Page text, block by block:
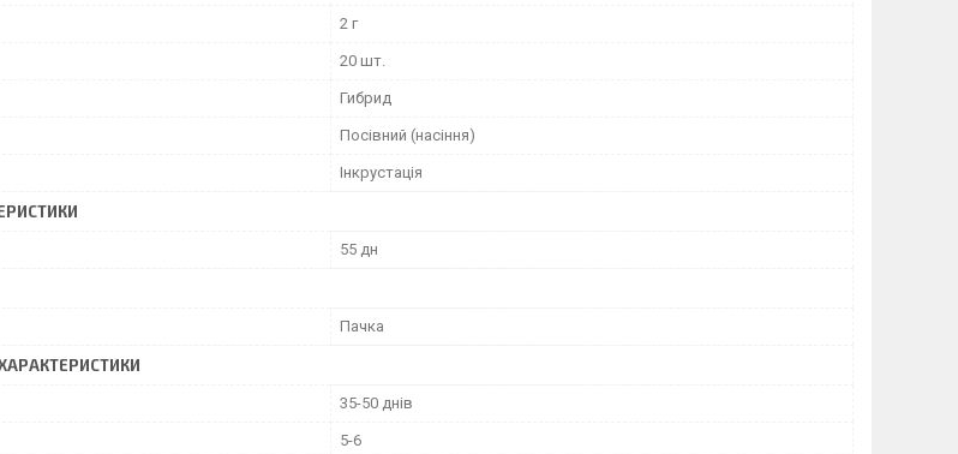
2 г
20 шт.
Гибрид
Посівний (насіння)
Інкрустація
55 дн
Пачка
35-50 днів
5-6